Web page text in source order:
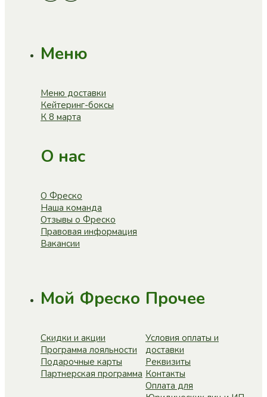
Меню
Меню доставки
Кейтеринг-боксы
К 8 марта
О нас
О Фреско
Наша команда
Отзывы о Фреско
Правовая информация
Вакансии
Мой Фреско
Скидки и акции
Программа лояльности
Подарочные карты
Партнерская программа
Прочее
Условия оплаты и
доставки
Реквизиты
Контакты
Оплата для